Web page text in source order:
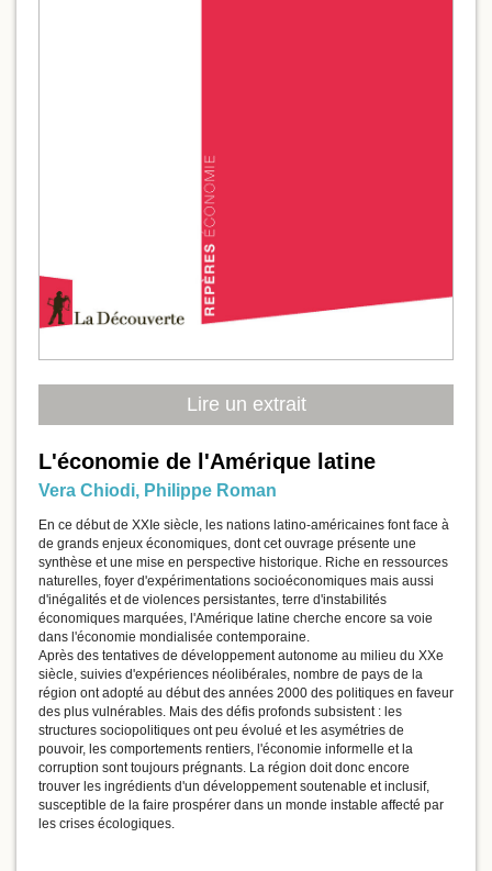
Lire un extrait
L'économie de l'Amérique latine
Vera Chiodi, Philippe Roman
En ce début de XXIe siècle, les nations latino-américaines font face à
de grands enjeux économiques, dont cet ouvrage présente une
synthèse et une mise en perspective historique. Riche en ressources
naturelles, foyer d'expérimentations socioéconomiques mais aussi
d'inégalités et de violences persistantes, terre d'instabilités
économiques marquées, l'Amérique latine cherche encore sa voie
dans l'économie mondialisée contemporaine.
Après des tentatives de développement autonome au milieu du XXe
siècle, suivies d'expériences néolibérales, nombre de pays de la
région ont adopté au début des années 2000 des politiques en faveur
des plus vulnérables. Mais des défis profonds subsistent : les
structures sociopolitiques ont peu évolué et les asymétries de
pouvoir, les comportements rentiers, l'économie informelle et la
corruption sont toujours prégnants. La région doit donc encore
trouver les ingrédients d'un développement soutenable et inclusif,
susceptible de la faire prospérer dans un monde instable affecté par
les crises écologiques.